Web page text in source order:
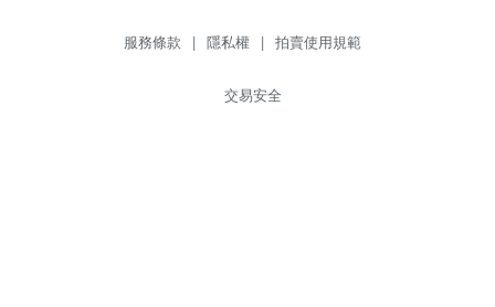
服務條款 | 隱私權 | 拍賣使用規範
交易安全